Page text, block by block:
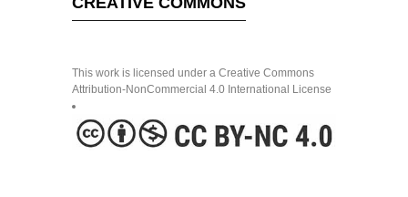
This work is licensed under a Creative Commons
Attribution-NonCommercial 4.0 International License